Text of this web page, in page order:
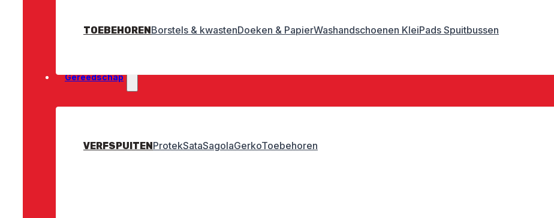
TOEBEHORENBorstels & kwastenDoeken & PapierWashandschoenen KleiPads Spuitbussen
Gereedschap
VERFSPUITENProtekSataSagolaGerkoToebehoren